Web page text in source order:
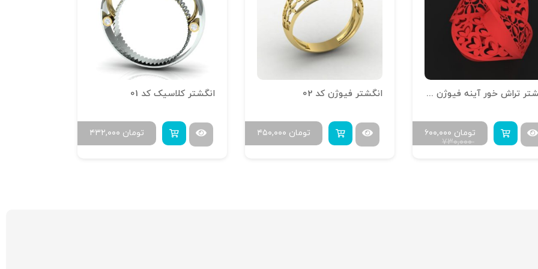
انگشتر تراش خور آینه فیوژن R-T-13
۷۳۰,۰۰۰
۶۰۰,۰۰۰ تومان
انگشتر فیوژن کد 02
۴۵۰,۰۰۰ تومان
انگشتر کلاسیک کد 01
۴۳۲,۰۰۰ تومان